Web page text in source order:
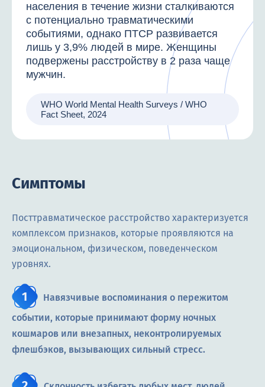
населения в течение жизни сталкиваются
с потенциально травматическими
событиями, однако ПТСР развивается
лишь у 3,9% людей в мире. Женщины
подвержены расстройству в 2 раза чаще
мужчин.
WHO World Mental Health Surveys / WHO
Fact Sheet, 2024
Симптомы
Посттравматическое расстройство характеризуется
комплексом признаков, которые проявляются на
эмоциональном, физическом, поведенческом
уровнях.
Навязчивые воспоминания о пережитом
событии, которые принимают форму ночных
кошмаров или внезапных, неконтролируемых
флешбэков, вызывающих сильный стресс.